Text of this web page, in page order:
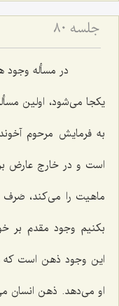
جلسه ۸۰
در مسأله وجود
یكجا مى‌شود، اولین
به فرمایش مرحوم
است و در خارج عارض
ماهیت را مى‌كند، صَرف
بكنیم وجود مقدم
این وجود ذهن است كه
او مى‌دهد. ذهن انسان